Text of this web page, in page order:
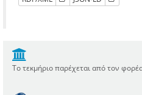
Το τεκμήριο παρέχεται από τον